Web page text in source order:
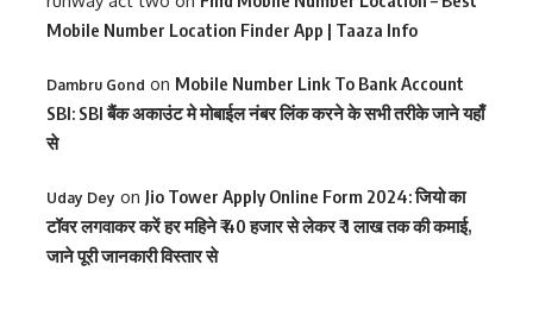
Mobile Number Location Finder App | Taaza Info
Dambru Gond on Mobile Number Link To Bank Account
SBI: SBI बैंक अकाउंट मे मोबाईल नंबर लिंक करने के सभी तरीके जाने यहाँ
से
Uday Dey on Jio Tower Apply Online Form 2024: जियो का
टॉवर लगवाकर करें हर महिने ₹ 40 हजार से लेकर ₹ 1 लाख तक की कमाई,
जाने पूरी जानकारी विस्तार से